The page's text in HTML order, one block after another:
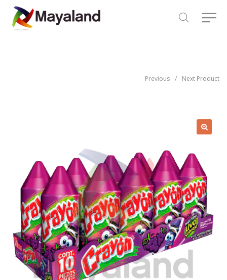
Previous / Next Product